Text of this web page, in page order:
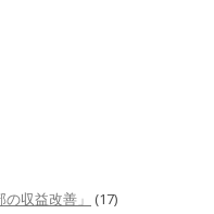
収益改善」
(17)